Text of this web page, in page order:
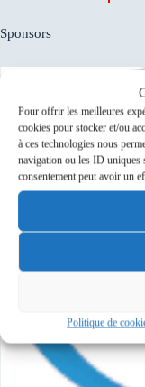
Pour offrir les meilleures
cookies pour stocker et/ou
à ces technologies nous
navigation ou les ID uniques
consentement peut avoir un
Politique de
Sponsors